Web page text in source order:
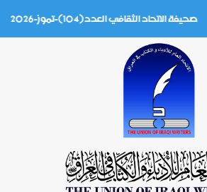
صحيفة الاتحاد الثقافي العدد(104)-تموز-2026